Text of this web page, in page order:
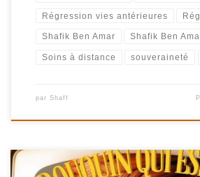
Régression vies antérieures
Shafik Ben Amar Shafik Ben
Soins à distance souveraineté
par Shaff